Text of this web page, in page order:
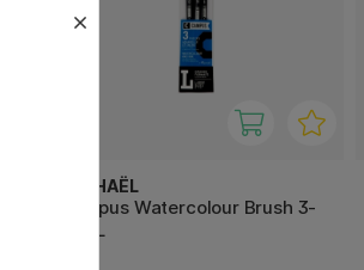
RAPHAËL
Campus Watercolour Brush 3-
sæt L